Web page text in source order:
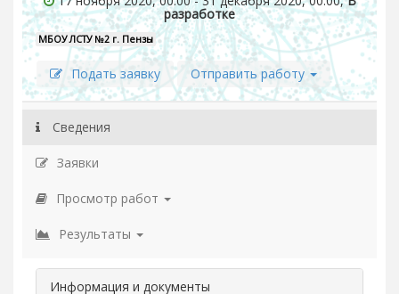
разработке
МБОУ ЛСТУ №2 г. Пензы
Подать заявку Отправить работу
Сведения
Заявки
Просмотр работ
Результаты
Информация и документы